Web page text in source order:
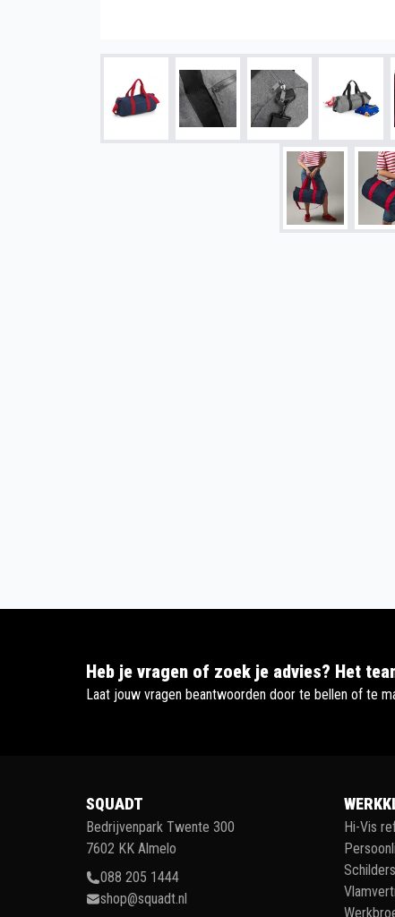
Heb je vragen of zoek je advies? Het
Laat jouw vragen beantwoorden door te bellen of te
SQUADT
Bedrijvenpark Twente 300
7602 KK Almelo
088 205 1444
shop@squadt.nl
Hi-Vis